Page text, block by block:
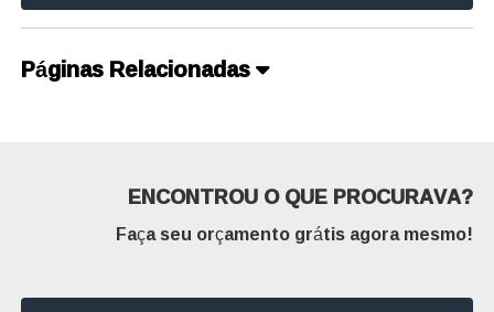
Páginas Relacionadas
ENCONTROU O QUE PROCURAVA?
Faça seu orçamento grátis agora mesmo!